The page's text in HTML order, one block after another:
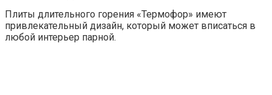
Плиты длительного горения «Термофор» имеют
привлекательный дизайн, который может вписаться в
любой интерьер парной.